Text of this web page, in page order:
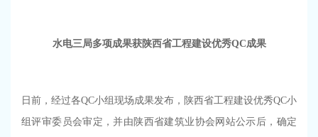
水电三局多项成果获陕西省工程建设优秀QC成果
日前，经过各QC小组现场成果发布，陕西省工程建设优秀QC小
组评审委员会审定，并由陕西省建筑业协会网站公示后，确定